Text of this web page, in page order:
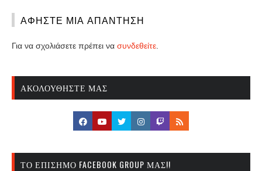
ΑΦΉΣΤΕ ΜΙΑ ΑΠΆΝΤΗΣΗ
Για να σχολιάσετε πρέπει να συνδεθείτε
ΑΚΟΛΟΥΘΉΣΤΕ ΜΑΣ
ΤΟ ΕΠΊΣΗΜΟ FACEBOOK GROUP ΜΑΣ!!